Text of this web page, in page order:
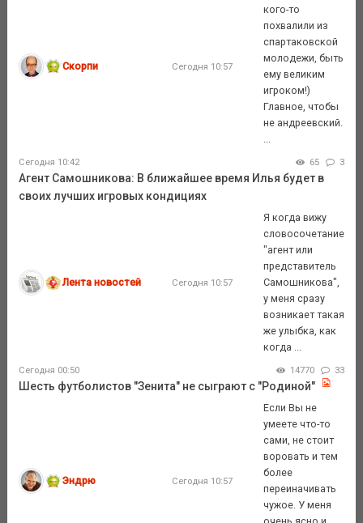
Скорпи Сегодня 10:57
кого-то
похвалили из
спартаковской
молодежи, быть
ему великим
игроком!)
Главное, чтобы
не андреевский.
Сегодня 10:42 65 3
Агент Самошникова: В ближайшее время Илья будет в
своих лучших игровых кондициях
Лента новостей Сегодня 10:57
Я когда вижу
словосочетание
"агент или
представитель
Самошникова",
у меня сразу
возникает такая
же улыбка, как
когда ...
Сегодня 00:50 14770 33
Шесть футболистов "Зенита" не сыграют с "Родиной"
Эндрю Сегодня 10:57
Если Вы не
умеете что-то
сами, не стоит
воровать и тем
более
переиначивать
чужое. У меня